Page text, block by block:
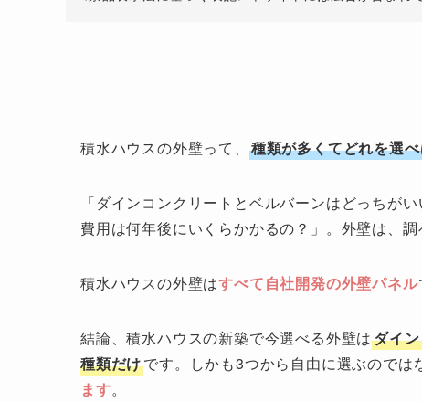
積水ハウスの外壁って、 種類が多くてどれを選
「ダインコンクリートとベルバーンはどっちが
費用は何年後にいくらかかるの？」。外壁は、
積水ハウスの外壁はすべて自社開発の外壁パネル
結論、積水ハウスの新築で今選べる外壁はダイ
種類だけです。しかも3つから自由に選ぶのでは
ます。